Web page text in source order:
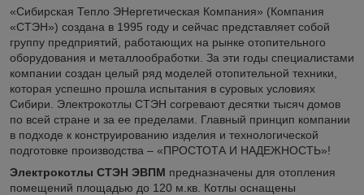
«Сибирская Тепло ЭНергетическая Компания» (Компания
«СТЭН») создана в 1995 году и сейчас представляет собой
группу предприятий, работающих на рынке отопительного
оборудования и металлообработки. За эти годы специалистами
компании создан целый ряд моделей отопительной техники,
которая успешно прошла испытания в суровых условиях
Сибири. Электрокотлы СТЭН согревают десятки тысяч домов
по всей стране и за ее пределами. Главный принцип компании
в подходе к конструированию изделия и технологической
подготовке производства – «ПРОСТОТА И НАДЕЖНОСТЬ»!
Электрокотлы СТЭН ЭВПМ предназначены для отопления
помещений площадью до 120 м.кв. Котлы оснащены